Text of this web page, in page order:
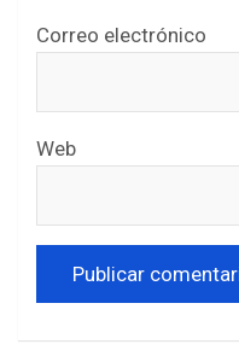
Correo electrónico
Web